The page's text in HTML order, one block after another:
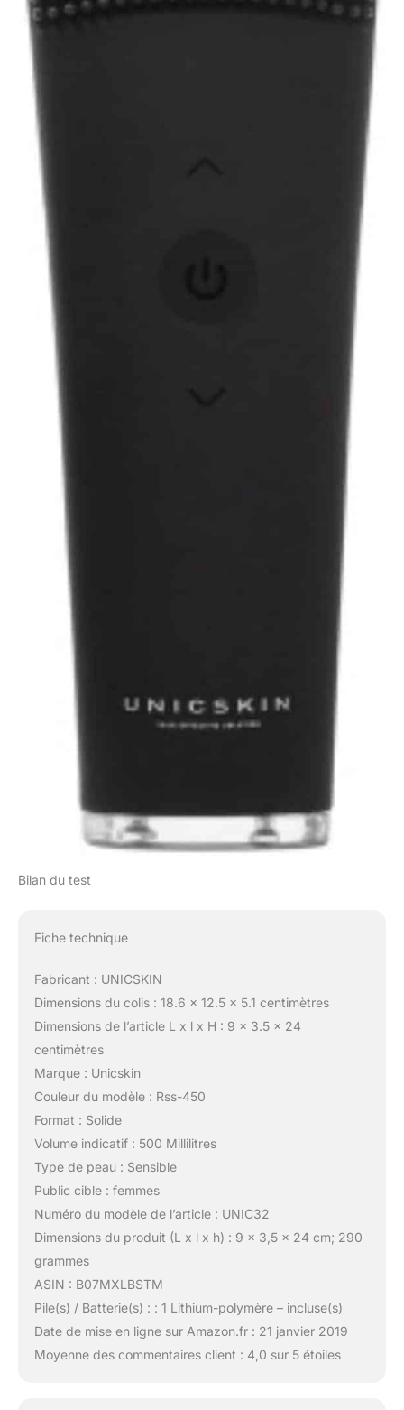
Bilan du test
Fiche technique
Fabricant : UNICSKIN
Dimensions du colis : 18.6 x 12.5 x 5.1 centimètres
Dimensions de l’article L x l x H : 9 x 3.5 x 24
centimètres
Marque : Unicskin
Couleur du modèle : Rss-450
Format : Solide
Volume indicatif : 500 Millilitres
Type de peau : Sensible
Public cible : femmes
Numéro du modèle de l’article : UNIC32
Dimensions du produit (L x l x h) : 9 x 3,5 x 24 cm; 290
grammes
ASIN : B07MXLBSTM
Pile(s) / Batterie(s) : : 1 Lithium-polymère – incluse(s)
Date de mise en ligne sur Amazon.fr : 21 janvier 2019
Moyenne des commentaires client : 4,0 sur 5 étoiles